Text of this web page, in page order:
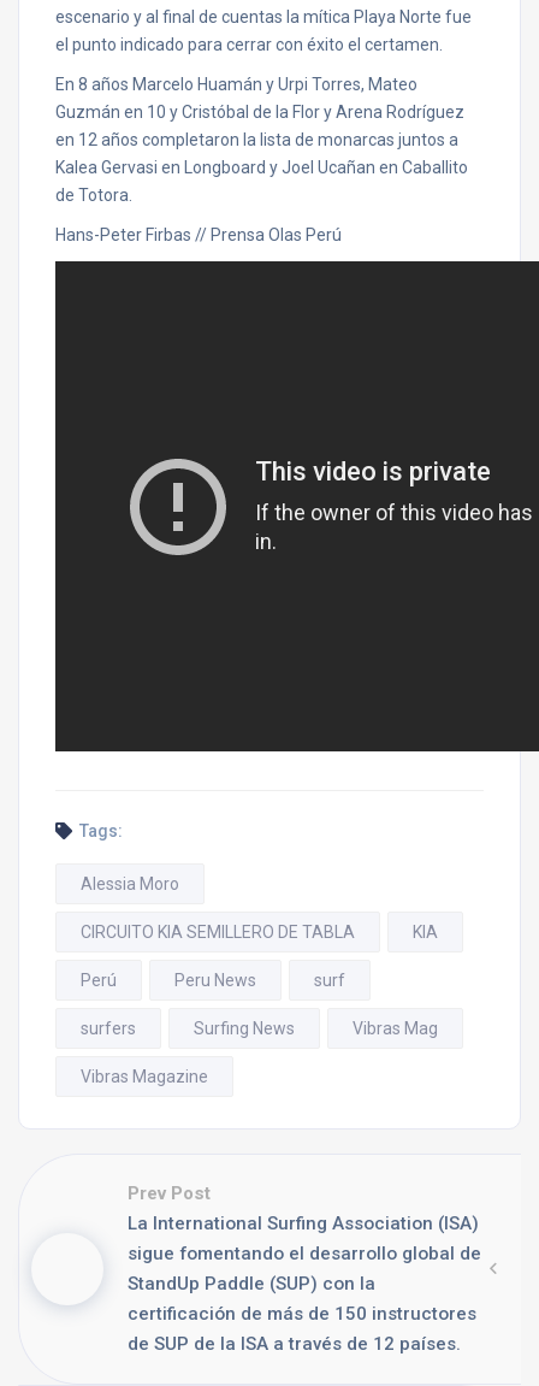
escenario y al final de cuentas la mítica Playa Norte fue
el punto indicado para cerrar con éxito el certamen.
En 8 años Marcelo Huamán y Urpi Torres, Mateo
Guzmán en 10 y Cristóbal de la Flor y Arena Rodríguez
en 12 años completaron la lista de monarcas juntos a
Kalea Gervasi en Longboard y Joel Ucañan en Caballito
de Totora.
Hans-Peter Firbas // Prensa Olas Perú
Tags:
Alessia Moro
CIRCUITO KIA SEMILLERO DE TABLA KIA
Perú Peru News surf
surfers Surfing News Vibras Mag
Vibras Magazine
Prev Post
La International Surfing Association (ISA)
sigue fomentando el desarrollo global de
StandUp Paddle (SUP) con la
certificación de más de 150 instructores
de SUP de la ISA a través de 12 países.